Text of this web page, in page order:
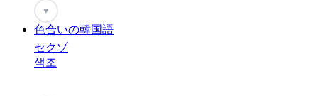
♥
色合いの韓国語
セクゾ
색조